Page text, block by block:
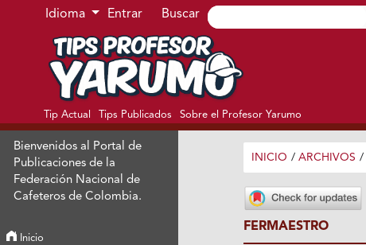
Ir al menú de navegación principal
Ir al contenido principal
Ir al pie de página del sitio
Idioma Entrar Buscar
Tip Actual Tips Publicados Sobre el Profesor Yarumo
Bienvenidos al Portal de
Publicaciones de la
Federación Nacional de
Cafeteros de Colombia.
Inicio
INICIO / ARCHIVOS /
FERMAESTRO